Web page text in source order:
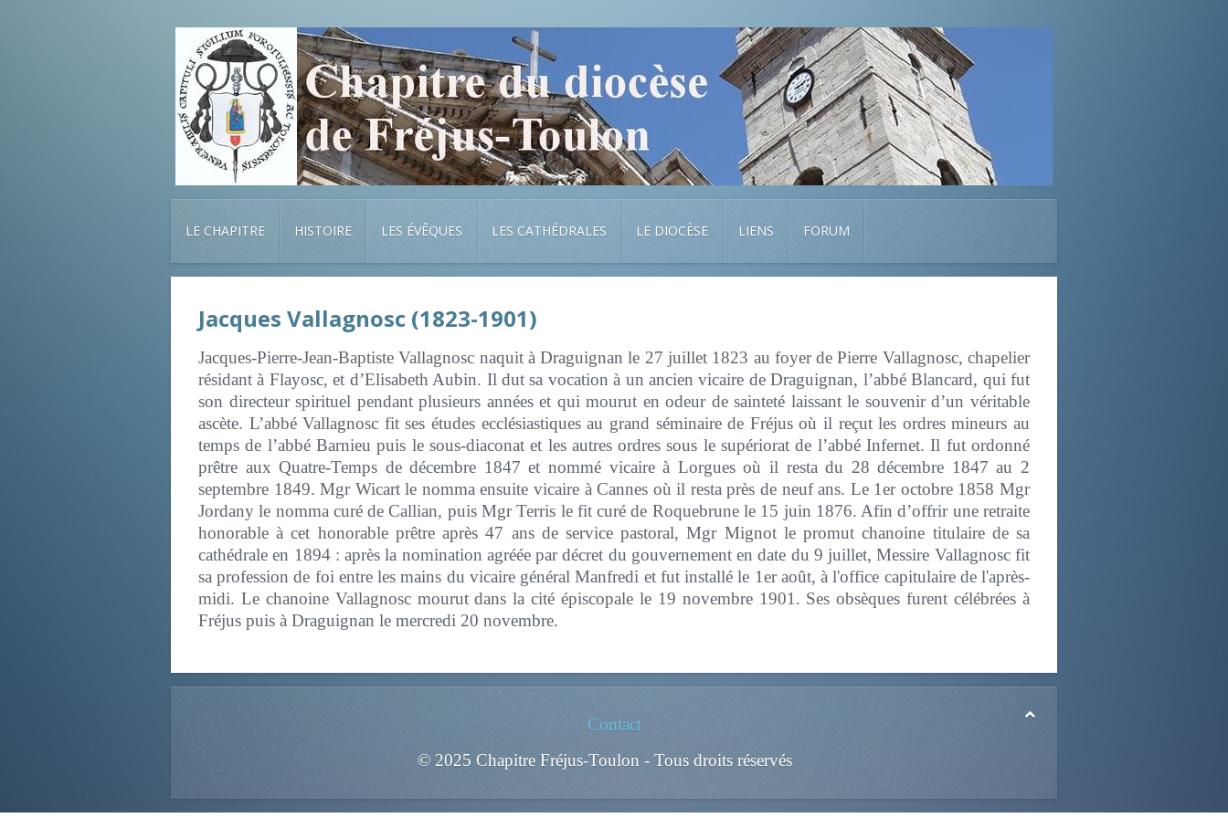
LE CHAPITRE HISTOIRE LES ÉVÊQUES LES CATHÉDRALES LE DIOCÈSE LIENS FORUM
Jacques Vallagnosc (1823-1901)
Jacques-Pierre-Jean-Baptiste Vallagnosc naquit à Draguignan le 27 juillet 1823 au foyer de Pierre Vallagnosc, chapelier
résidant à Flayosc, et d’Elisabeth Aubin. Il dut sa vocation à un ancien vicaire de Draguignan, l’abbé Blancard, qui fut
son directeur spirituel pendant plusieurs années et qui mourut en odeur de sainteté laissant le souvenir d’un véritable
ascète. L’abbé Vallagnosc fit ses études ecclésiastiques au grand séminaire de Fréjus où il reçut les ordres mineurs au
temps de l’abbé Barnieu puis le sous-diaconat et les autres ordres sous le supériorat de l’abbé Infernet. Il fut ordonné
prêtre aux Quatre-Temps de décembre 1847 et nommé vicaire à Lorgues où il resta du 28 décembre 1847 au 2
septembre 1849. Mgr Wicart le nomma ensuite vicaire à Cannes où il resta près de neuf ans. Le 1er octobre 1858 Mgr
Jordany le nomma curé de Callian, puis Mgr Terris le fit curé de Roquebrune le 15 juin 1876. Afin d’offrir une retraite
honorable à cet honorable prêtre après 47 ans de service pastoral, Mgr Mignot le promut chanoine titulaire de sa
cathédrale en 1894 : après la nomination agréée par décret du gouvernement en date du 9 juillet, Messire Vallagnosc fit
sa profession de foi entre les mains du vicaire général Manfredi et fut installé le 1er août, à l'office capitulaire de l'après-
midi. Le chanoine Vallagnosc mourut dans la cité épiscopale le 19 novembre 1901. Ses obsèques furent célébrées à
Fréjus puis à Draguignan le mercredi 20 novembre.
Contact
© 2025 Chapitre Fréjus-Toulon - Tous droits réservés